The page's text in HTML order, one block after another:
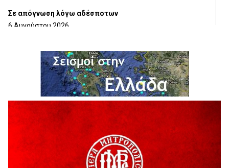
Σε απόγνωση λόγω αδέσποτων
6 Αυγούστου 2026
6 Αυγούστου 2026
Ολοκληρώνεται η ασφαλτόστρωση της οδού Περιβόλι –
6 Αυγούστου 2026
H παραδοχή λαθών είναι (και) δύναμη
5 Αυγούστου 2026
Ο ΑΝΔΡΕΑΣ ΑΣΛΑΝΙΔΗΣ ΣΥΝΕΧΙΖΕΙ ΣΤΟΝ ΠΡΩΤΕΑ
ΓΡΕΒΕΝΩΝ
5 Αυγούστου 2026